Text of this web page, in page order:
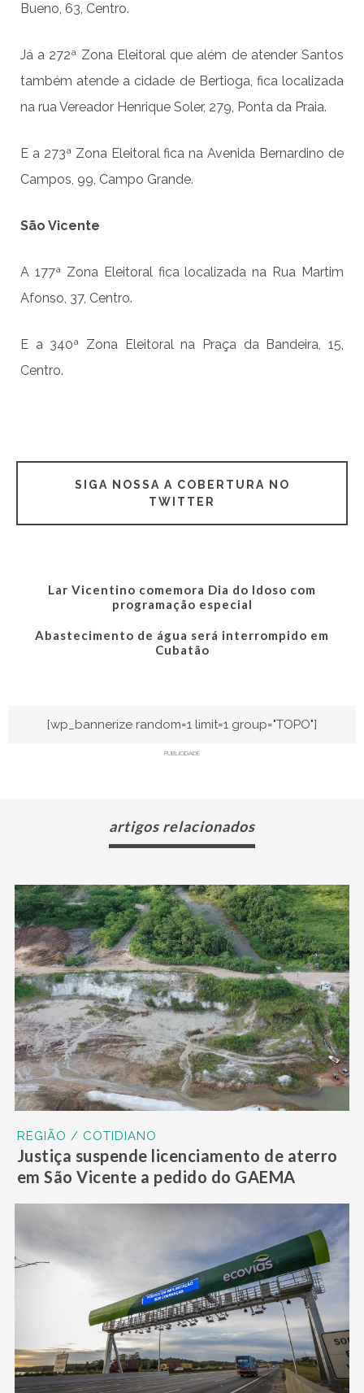
Bueno, 63, Centro.
Já a 272ª Zona Eleitoral que além de atender Santos
também atende a cidade de Bertioga, fica localizada
na rua Vereador Henrique Soler, 279, Ponta da Praia.
E a 273ª Zona Eleitoral fica na Avenida Bernardino de
Campos, 99, Campo Grande.
São Vicente
A 177ª Zona Eleitoral fica localizada na Rua Martim
Afonso, 37, Centro.
E a 340ª Zona Eleitoral na Praça da Bandeira, 15,
Centro.
SIGA NOSSA A COBERTURA NO
TWITTER
Lar Vicentino comemora Dia do Idoso com
programação especial
Abastecimento de água será interrompido em
Cubatão
[wp_bannerize random=1 limit=1 group="TOPO"]
PUBLICIDADE
artigos relacionados
REGIÃO / COTIDIANO
Justiça suspende licenciamento de aterro
em São Vicente a pedido do GAEMA